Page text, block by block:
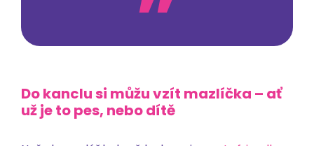
Do kanclu si můžu vzít mazlíčka – ať
už je to pes, nebo dítě